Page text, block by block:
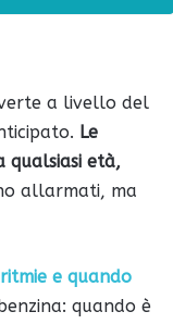
a livello del
Le
qualsiasi età,
allarmati, ma
e quando
quando è